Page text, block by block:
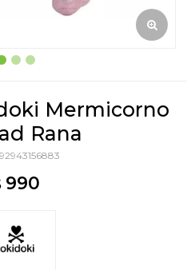
Mermicorno
Rana
990